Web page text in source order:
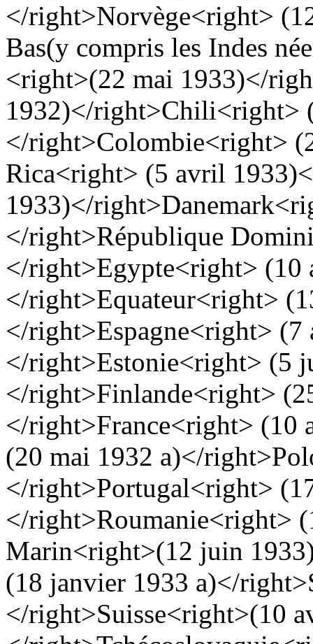
</right>Norvège<right>
Bas(y compris les Indes
<right>(22 mai 1933)</
1932)</right>Chili<right>
</right>Colombie<right>
Rica<right> (5 avril
1933)</right>Danemark
</right>République
</right>Egypte<right> (10
</right>Equateur<right>
</right>Espagne<right> (7
</right>Estonie<right> (5
</right>Finlande<right>
</right>France<right> (10
(20 mai 1932 a)</right>
</right>Portugal<right>
</right>Roumanie<right>
Marin<right>(12 juin
(18 janvier 1933 a)</right>
</right>Suisse<right>(10